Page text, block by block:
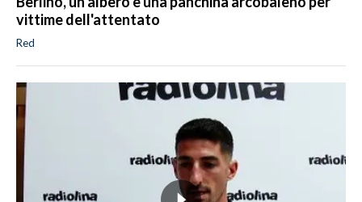
vittime dell'attentato
Red